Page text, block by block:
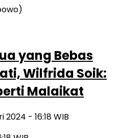
yang Bebas
Wilfrida Soik:
Malaikat
2024 - 16:18 WIB